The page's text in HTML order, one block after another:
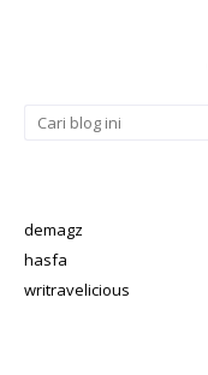
demagz
hasfa
writravelicious